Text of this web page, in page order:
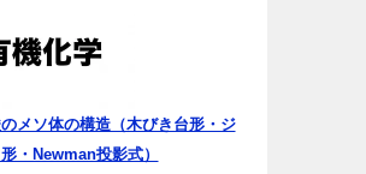
メソ体の構造（木びき台形・ジ
・Newman投影式）